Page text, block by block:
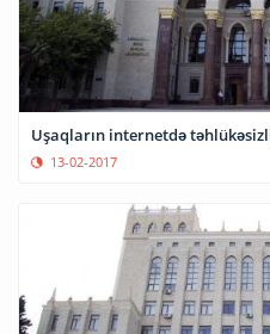
Uşaqların internetdə
13-02-2017